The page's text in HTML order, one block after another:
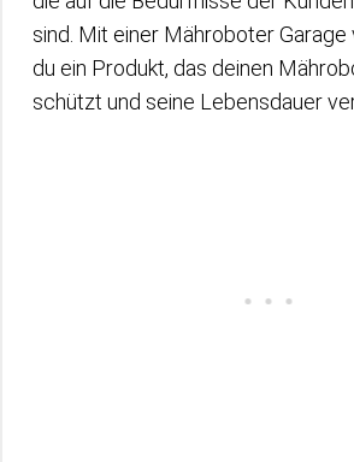
sind. Mit einer Mähroboter
du ein Produkt, das deinen
schützt und seine Lebensdauer